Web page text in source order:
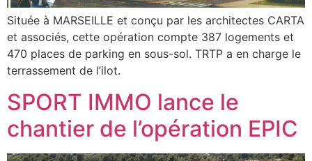
Située à MARSEILLE et conçu par les architectes CARTA
et associés, cette opération compte 387 logements et
470 places de parking en sous-sol. TRTP a en charge le
terrassement de l’ilot.
SPORT IMMO lance le
chantier de l’opération EPIC